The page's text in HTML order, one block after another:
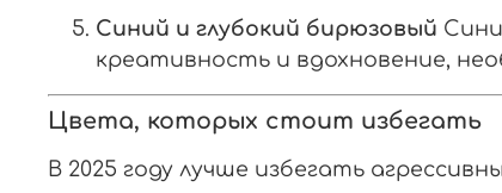
Синий и глубокий бирюзовый
креативность и вдохновение,
Цвета, которых стоит избегать
В 2025 году лучше избегать